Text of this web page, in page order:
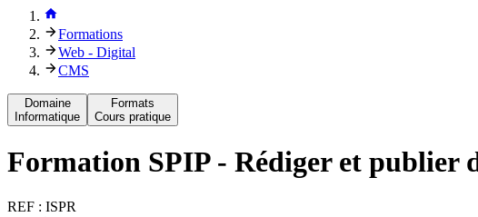
Formations
Web - Digital
CMS
Domaine
Informatique
Formats
Cours pratique
Formation SPIP - Rédiger et publier
REF : ISPR